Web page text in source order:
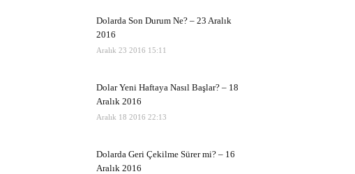
Dolarda Son Durum Ne? – 23 Aralık
2016
Aralık 23 2016 15:11
Dolar Yeni Haftaya Nasıl Başlar? – 18
Aralık 2016
Aralık 18 2016 22:13
Dolarda Geri Çekilme Sürer mi? – 16
Aralık 2016